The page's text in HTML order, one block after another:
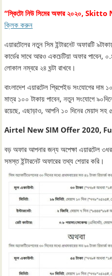
“স্কিটো নিউ সিমের অফার ২০২০,
ক্লিক করুন
এয়ারটেলের নতুন সিম ইন্টারনেট অফারটি
কার্ডের সাথে আরও একচেটিয়া অফার পাবেন,
লোকাল নম্বরে ২৪ ঘন্টা রাখবে।
বাংলাদেশ এয়ারটেল প্রিপেইড সংযোগের দাম
মাত্র ১০০ টাকায় পাবেন, নতুন সংযোগে
রয়েছে, এছাড়াও, আপনি ১০ দিনের মেয়াদ সহ
Airtel New SIM Offer 2020,
বড় অফার আপনার জন্য অপেক্ষা এয়ারটেল
সমস্ত ইন্টারনেট অফারের তথ্য শেয়ার করি।